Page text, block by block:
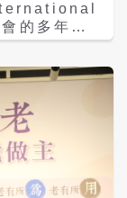
詩歌等藝術
家」的樂
。 此次
了樂齡者
破了傳統
念。透過
間的對
成為平等
代合作的環
的多年倡
定為「台灣
轉型，在台
Day！青
神，並為
現況的深
持者，除
了防詐宣導